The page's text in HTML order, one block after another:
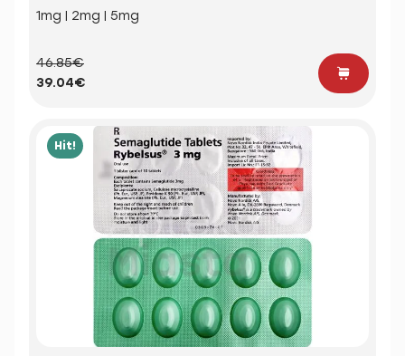
1mg | 2mg | 5mg
46.85€
39.04€
Hit!